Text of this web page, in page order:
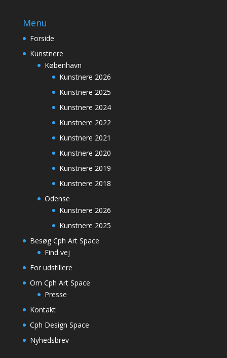
Menu
Forside
Kunstnere
København
Kunstnere 2026
Kunstnere 2025
Kunstnere 2024
Kunstnere 2022
Kunstnere 2021
Kunstnere 2020
Kunstnere 2019
Kunstnere 2018
Odense
Kunstnere 2026
Kunstnere 2025
Besøg Cph Art Space
Find vej
For udstillere
Om Cph Art Space
Presse
Kontakt
Cph Design Space
Nyhedsbrev